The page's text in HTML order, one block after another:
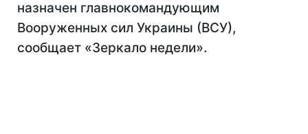
назначен главнокомандующим
Вооруженных сил Украины (ВСУ),
сообщает «Зеркало недели».